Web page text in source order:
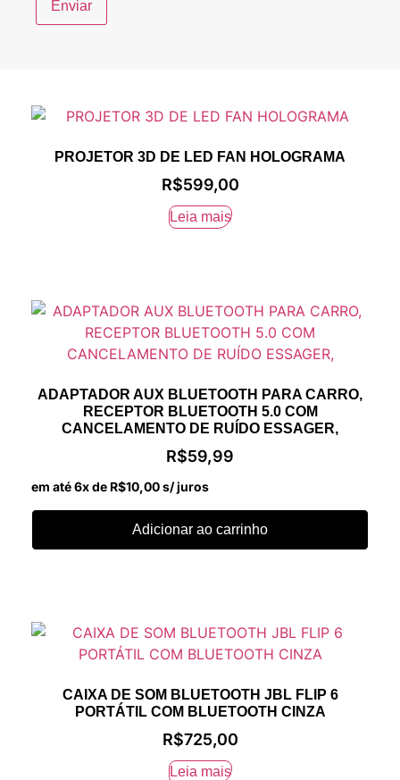
PROJETOR 3D DE LED FAN HOLOGRAMA
R$599,00
Leia mais
ADAPTADOR AUX BLUETOOTH PARA CARRO,
RECEPTOR BLUETOOTH 5.0 COM
CANCELAMENTO DE RUÍDO ESSAGER,
R$59,99
em até 6x de R$10,00s/ juros
Adicionar ao carrinho
CAIXA DE SOM BLUETOOTH JBL FLIP 6
PORTÁTIL COM BLUETOOTH CINZA
R$725,00
Leia mais